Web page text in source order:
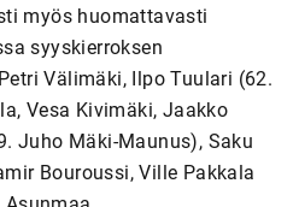
myös huomattavasti
syyskierroksen
Välimäki, Ilpo Tuulari (62.
Vesa Kivimäki, Jaakko
Juho Mäki-Maunus), Saku
Bouroussi, Ville Pakkala